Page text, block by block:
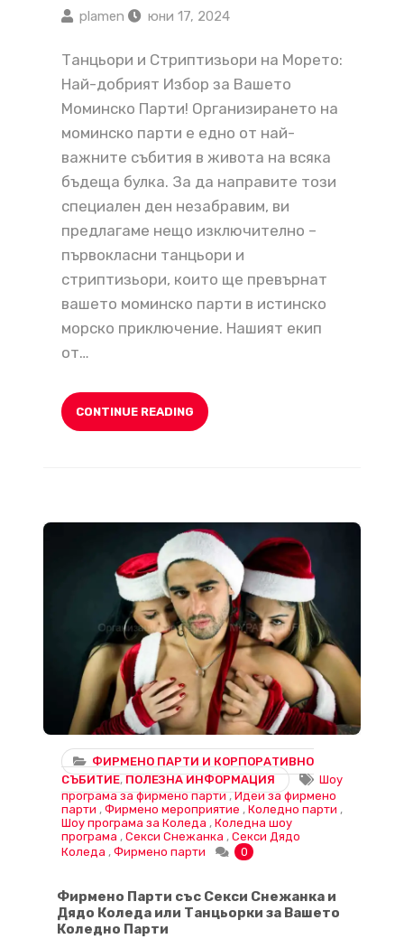
plamen
юни 17, 2024
Танцьори и Стриптизьори на Морето:
Най-добрият Избор за Вашето
Моминско Парти! Организирането на
моминско парти е едно от най-
важните събития в живота на всяка
бъдеща булка. За да направите този
специален ден незабравим, ви
предлагаме нещо изключително –
първокласни танцьори и
стриптизьори, които ще превърнат
вашето моминско парти в истинско
морско приключение. Нашият екип
от…
CONTINUE READING
ФИРМЕНО ПАРТИ И КОРПОРАТИВНО
СЪБИТИЕ, ПОЛЕЗНА ИНФОРМАЦИЯ
Шоу
програма за фирмено парти ,Идеи за фирмено
парти , Фирмено мероприятие , Коледно парти ,
Шоу програма за Коледа , Коледна шоу
програма , Секси Снежанка , Секси Дядо
Коледа , Фирмено парти 0
Фирмено Парти със Секси Снежанка и
Дядо Коледа или Танцьорки за Вашето
Коледно Парти